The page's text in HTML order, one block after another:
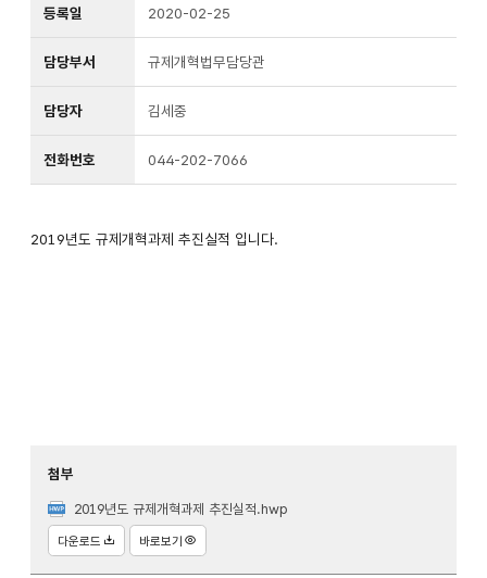
등록일 2020-02-25
담당부서 규제개혁법무담당관
담당자 김세중
전화번호 044-202-7066
2019년도 규제개혁과제 추진실적 입니다.
첨부
2019년도 규제개혁과제 추진실적.hwp
다운로드 바로보기